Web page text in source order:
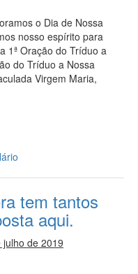
o Dia de Nossa
nosso espírito para
1ª Oração do Tríduo a
do Tríduo a Nossa
Virgem Maria,
tem tantos
aqui.
julho de 2019